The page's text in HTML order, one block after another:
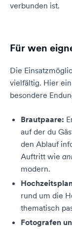
verbunden ist.
Für wen
Die
vielfältig. Hier
besondere
Brautpaare:
auf der du
den Ablauf
Auftritt wie
modern.
rund um die
thematisch
Fotografen